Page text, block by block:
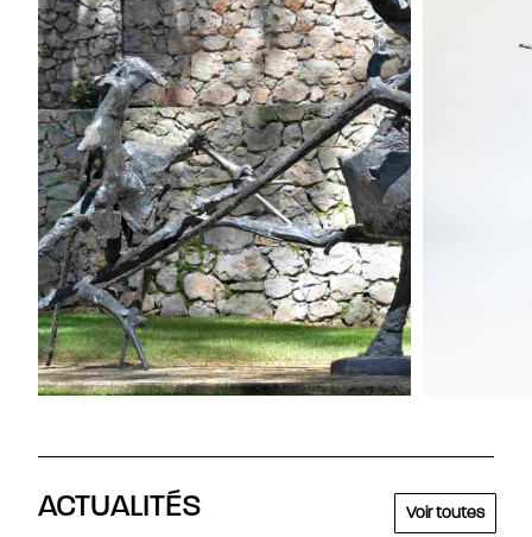
ACTUALITÉS Voir toutes